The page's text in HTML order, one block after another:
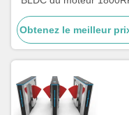
24 de C.C de 40W
Obtenez le meilleur